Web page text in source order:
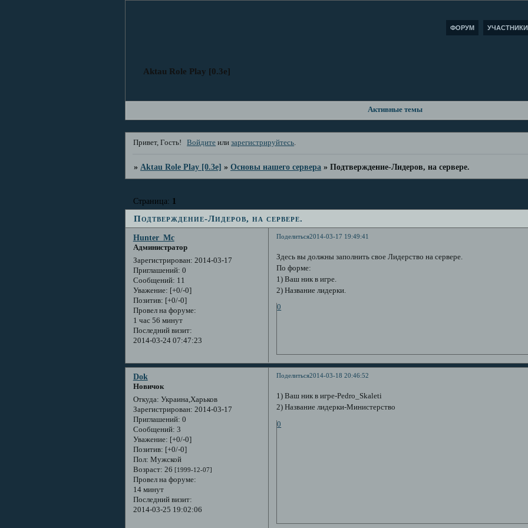
Aktau Role Play [0.3e]
ФОРУМ УЧАСТНИКИ
Активные темы
Привет, Гость! Войдите илизарегистрируйтесь.
» Aktau Role Play [0.3e] »Основы нашего сервера »Подтверждение-Лидеров, на сервере.
Подтверждение-Лидеров, на сервере.
Страница: 1
Поделиться2014-03-17 19:49:41
Hunter_Mc
Администратор
Зарегистрирован: 2014-03-17
Приглашений: 0
Сообщений: 11
Уважение: [+0/-0]
Позитив: [+0/-0]
Провел на форуме:
1 час 56 минут
Последний визит:
2014-03-24 07:47:23
Здесь вы должны заполнить свое Лидерство на сервере.
По форме:
1) Ваш ник в игре.
2) Название лидерки.
0
Поделиться2014-03-18 20:46:52
Dok
Новичок
Откуда: Украина,Харьков
Зарегистрирован: 2014-03-17
Приглашений: 0
Сообщений: 3
Уважение: [+0/-0]
Позитив: [+0/-0]
Пол: Мужской
Возраст: 26 [1999-12-07]
Провел на форуме:
14 минут
Последний визит:
2014-03-25 19:02:06
1) Ваш ник в игре-Pedro_Skaleti
2) Название лидерки-Министерство
0